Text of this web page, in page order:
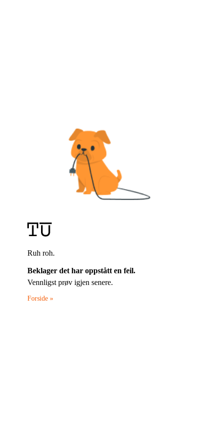
Ruh roh.
Beklager det har oppstått en feil.
Vennligst prøv igjen senere.
Forside »